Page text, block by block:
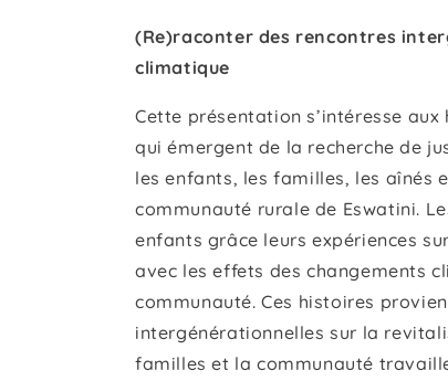
(Re)raconter des rencontres
climatique
Cette présentation s’intéresse
qui émergent de la recherche de
les enfants, les familles, les aînés
communauté rurale de Eswatini.
enfants grâce leurs expériences
avec les effets des changements
communauté. Ces histoires
intergénérationnelles sur la
familles et la communauté